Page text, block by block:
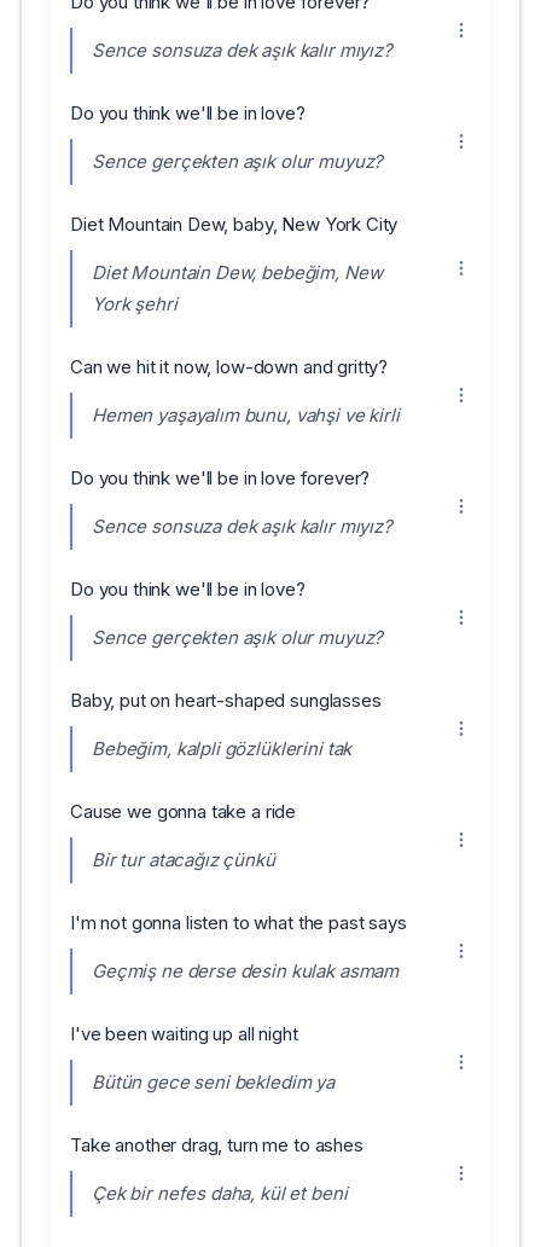
Sence sonsuza dek aşık kalır mıyız?
Do you think we'll be in love?
Sence gerçekten aşık olur muyuz?
Diet Mountain Dew, baby, New York City
Diet Mountain Dew, bebeğim, New
York şehri
Can we hit it now, low-down and gritty?
Hemen yaşayalım bunu, vahşi ve kirli
Do you think we'll be in love forever?
Sence sonsuza dek aşık kalır mıyız?
Do you think we'll be in love?
Sence gerçekten aşık olur muyuz?
Baby, put on heart-shaped sunglasses
Bebeğim, kalpli gözlüklerini tak
Cause we gonna take a ride
Bir tur atacağız çünkü
I'm not gonna listen to what the past says
Geçmiş ne derse desin kulak asmam
I've been waiting up all night
Bütün gece seni bekledim ya
Take another drag, turn me to ashes
Çek bir nefes daha, kül et beni